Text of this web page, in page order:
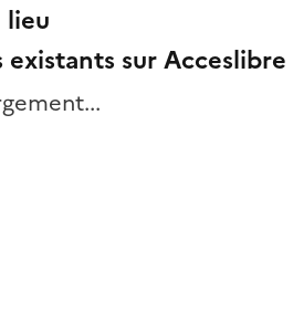
lieu
existants sur Acceslibre